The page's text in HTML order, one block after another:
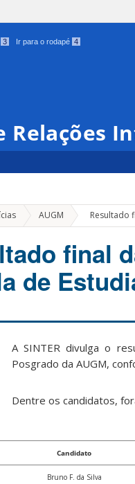
3 Ir para o rodapé 4
Relações
AUGM » Resultado
final
de
A SINTER divulga o
Posgrado da AUGM,
Dentre os candidatos,
Candidato
Bruno F. da Silva